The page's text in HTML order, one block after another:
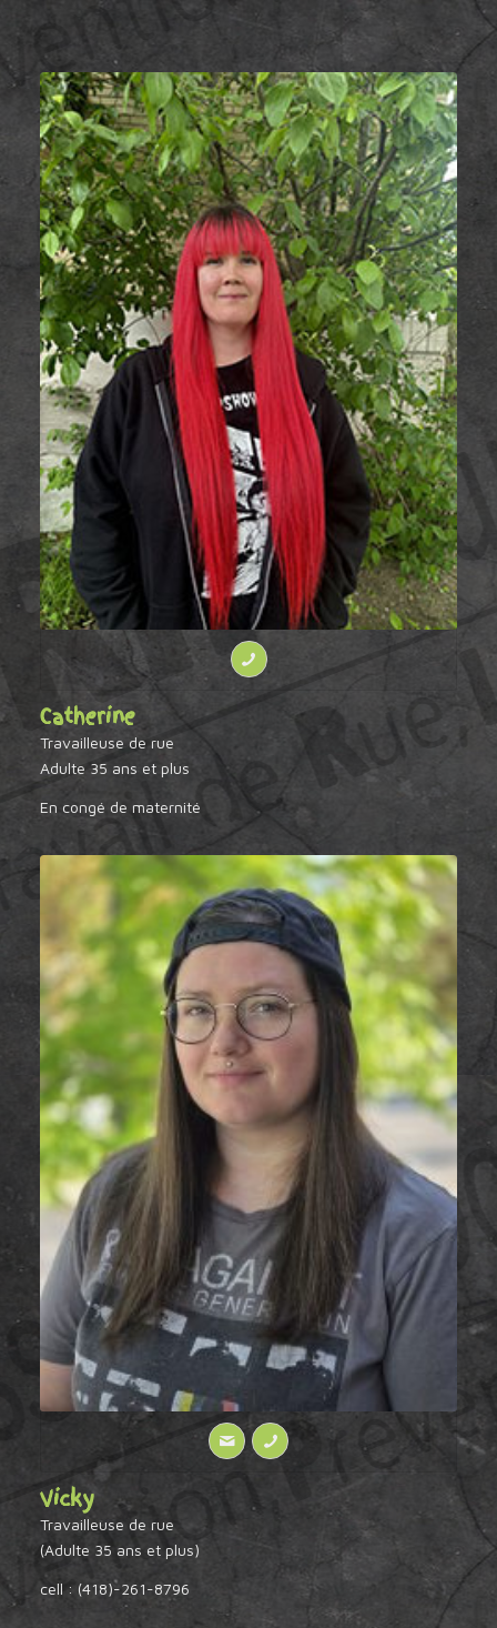
Catherine
Travailleuse de rue
Adulte 35 ans et plus
En congé de maternité
Vicky
Travailleuse de rue
(Adulte 35 ans et plus)
cell : (418)-261-8796